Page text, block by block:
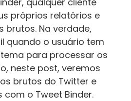
próprios relatórios e
brutos. Na verdade,
quando o usuário tem
para processar os
neste post, veremos
brutos do Twitter e
o Tweet Binder.